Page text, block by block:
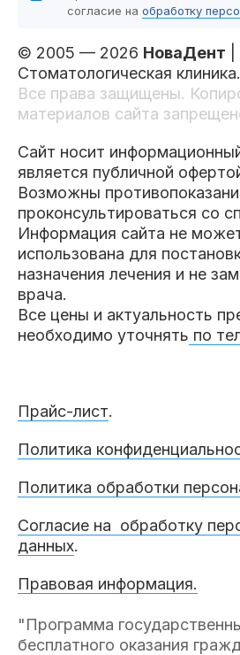
согласие на обработку
© 2005 — 2026 НоваДент
Стоматологическая клиника.
Все права защищены.
материалов сайта
Сайт носит
является публичной
Возможны
проконсультироваться со
Информация сайта не
использована для
назначения лечения и не
врача.
Все цены и актуальность
необходимо уточнять по
Прайс-лист.
Политика
Политика обработки
Согласие на обработку
данных.
Правовая информация.
"Программа
бесплатного оказания